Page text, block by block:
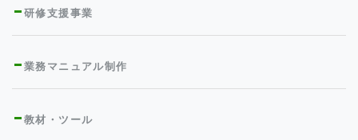
研修支援事業
業務マニュアル制作
教材・ツール